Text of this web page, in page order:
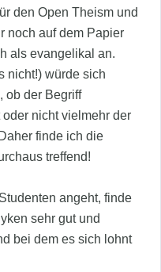
den Open Theism und
noch auf dem Papier
als evangelikal an.
nicht!) würde sich
ob der Begriff
nicht vielmehr der
finde ich die
treffend!
angeht, finde
sehr gut und
bei dem es sich lohnt